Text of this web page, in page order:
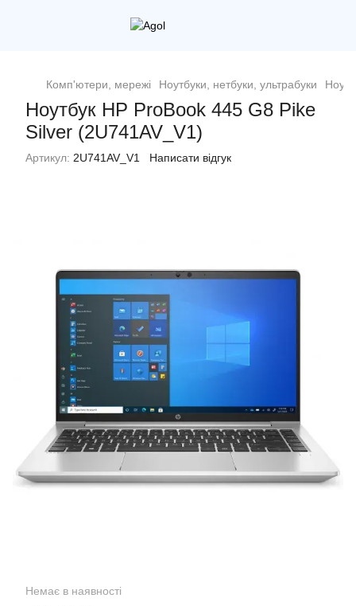
Комп'ютери, мережі Ноутбуки, нетбуки, ультрабуки
Ноутбук HP ProBook 445 G8 Pike
Silver (2U741AV_V1)
Артикул: 2U741AV_V1 Написати відгук
Немає в наявності